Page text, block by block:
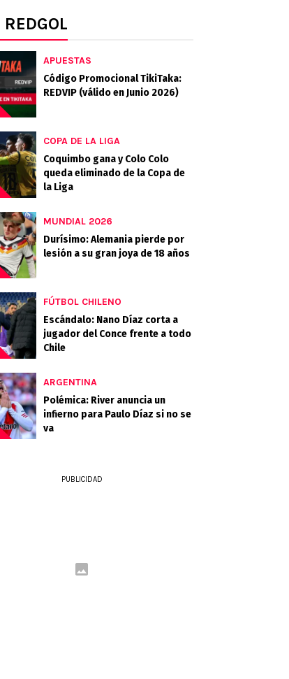
REDGOL
APUESTAS
Código Promocional TikiTaka:
REDVIP (válido en Junio 2026)
COPA DE LA LIGA
Coquimbo gana y Colo Colo
queda eliminado de la Copa de
la Liga
MUNDIAL 2026
Durísimo: Alemania pierde por
lesión a su gran joya de 18 años
FÚTBOL CHILENO
Escándalo: Nano Díaz corta a
jugador del Conce frente a todo
Chile
ARGENTINA
Polémica: River anuncia un
infierno para Paulo Díaz si no se
va
PUBLICIDAD